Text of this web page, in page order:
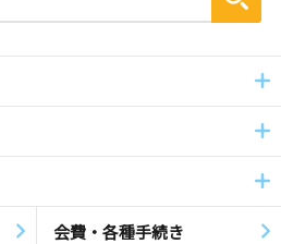
会費・各種手続き